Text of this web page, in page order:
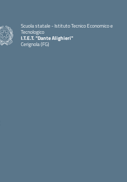
Scuola statale - Istituto Tecnico Economico e
Tecnologico
I.T.E.T. "Dante Alighieri"
Cerignola (FG)
— Visita la pagina iniziale della scuola